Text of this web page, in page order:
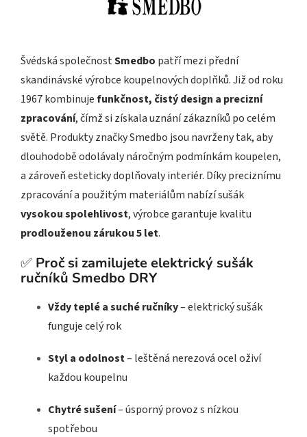
Švédská společnostSmedbo patří mezi přední
skandinávské výrobce koupelnových doplňků. Již od roku
1967 kombinujefunkčnost, čistý design a precizní
zpracování, čímž si získala uznání zákazníků po celém
světě. Produkty značky Smedbo jsou navrženy tak, aby
dlouhodobě odolávaly náročným podmínkám koupelen,
a zároveň esteticky doplňovaly interiér. Díky preciznímu
zpracování a použitým materiálům nabízí sušák
vysokou spolehlivost, výrobce garantuje kvalitu
prodlouženou zárukou 5 let.
✅ Proč si zamilujete elektrický sušák
ručníků Smedbo DRY
Vždy teplé a suché ručníky– elektrický sušák
funguje celý rok
Styl a odolnost– leštěná nerezová ocel oživí
každou koupelnu
Chytré sušení– úsporný provoz s nízkou
spotřebou